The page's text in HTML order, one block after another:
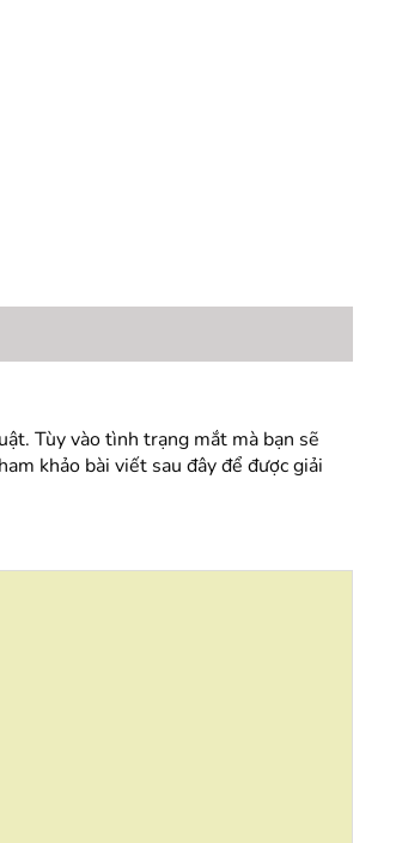
Tùy vào tình trạng mắt mà bạn sẽ
khảo bài viết sau đây để được giải